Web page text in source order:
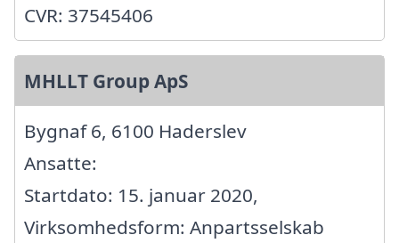
CVR: 37545406
MHLLT Group ApS
Bygnaf 6, 6100 Haderslev
Ansatte:
Startdato: 15. januar 2020,
Virksomhedsform: Anpartsselskab